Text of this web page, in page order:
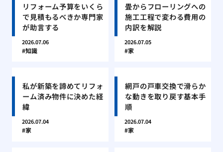
リフォーム予算をいくら
で見積もるべきか専門家
が助言する
2026.07.06
知識
畳からフローリングへの
施工工程で変わる費用の
内訳を解説
2026.07.05
家
私が新築を諦めてリフォ
ーム済み物件に決めた経
緯
2026.07.04
家
網戸の戸車交換で滑らか
な動きを取り戻す基本手
順
2026.07.04
家